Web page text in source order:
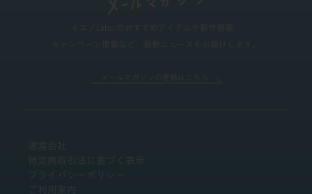
運営会社
特定商取引法に基づく表示
プライバシーポリシー
ご利用案内